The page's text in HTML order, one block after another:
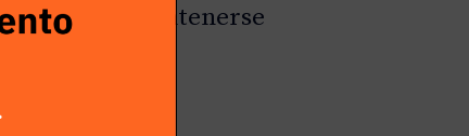
pueda contenerse